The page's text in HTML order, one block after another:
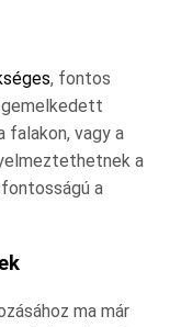
, fontos
falakon, vagy a
a
a
ma már